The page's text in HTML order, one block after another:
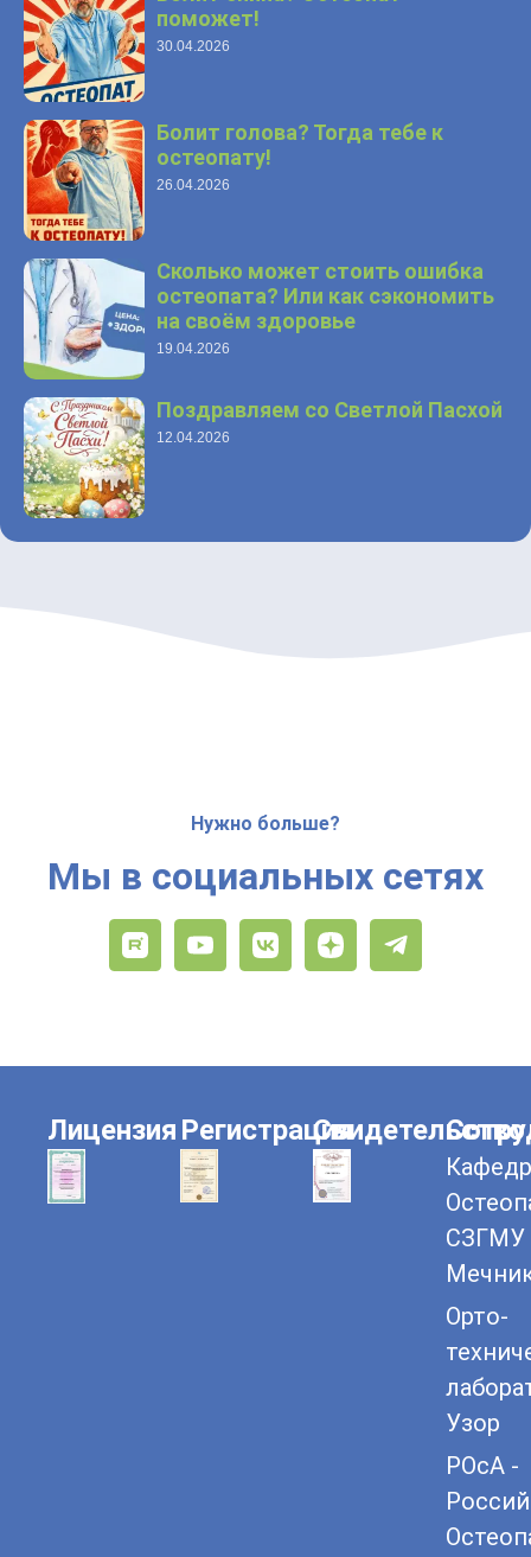
поможет!
30.04.2026
Болит голова? Тогда тебе к
остеопату!
26.04.2026
Сколько может стоить ошибка
остеопата? Или как сэкономить
на своём здоровье
19.04.2026
Поздравляем со Светлой Пасхой
12.04.2026
Нужно больше?
Мы в социальных сетях
Лицензия РегистрацияСвидетельство
СЗГМУ
Орто-
Узор
РОсА -